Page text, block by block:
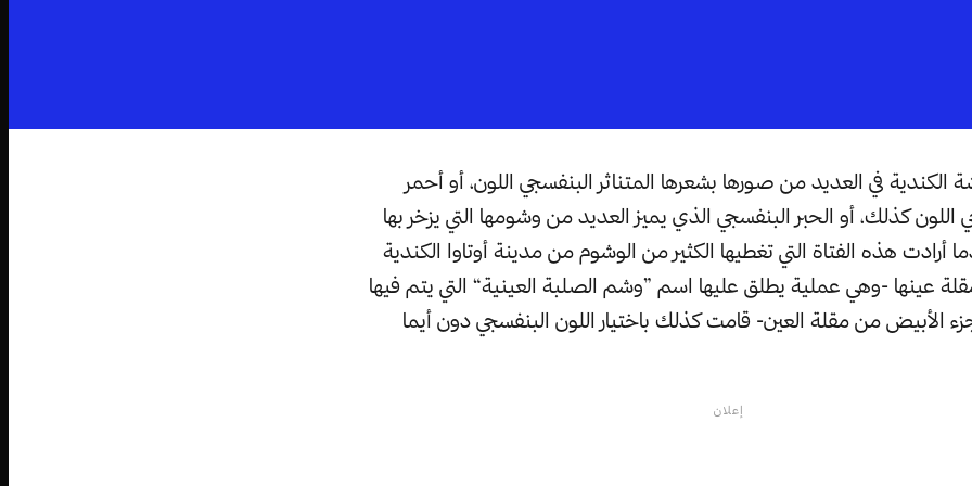
الكندية في العديد من صورها بشعرها المتناثر البنفسجي اللون، أو أحمر
اللون كذلك، أو الحبر البنفسجي الذي يميز العديد من وشومها التي يزخر بها
أرادت هذه الفتاة التي تغطيها الكثير من الوشوم من مدينة أوتاوا الكندية
عينها -وهي عملية يطلق عليها اسم ”وشم الصلبة العينية“ التي يتم فيها
الأبيض من مقلة العين- قامت كذلك باختيار اللون البنفسجي دون أيما
إعلان